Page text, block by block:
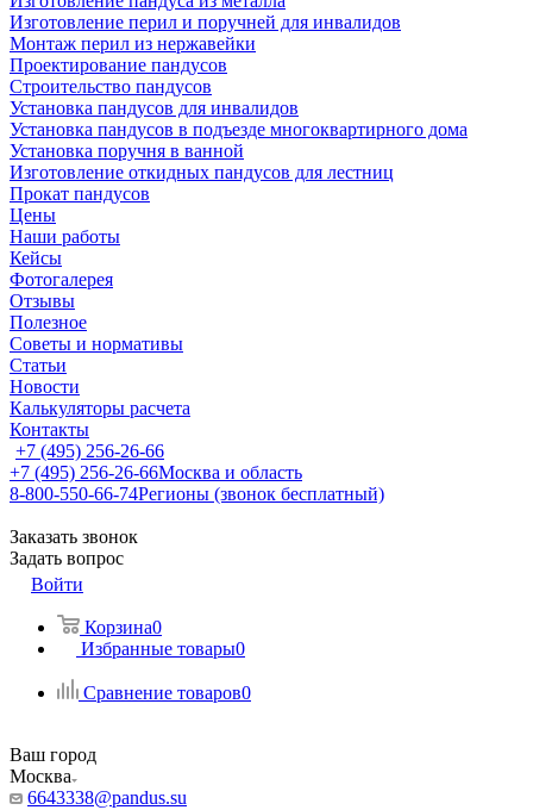
Изготовление перил и поручней для инвалидов
Монтаж перил из нержавейки
Проектирование пандусов
Строительство пандусов
Установка пандусов для инвалидов
Установка пандусов в подъезде многоквартирного дома
Установка поручня в ванной
Изготовление откидных пандусов для лестниц
Прокат пандусов
Цены
Наши работы
Кейсы
Фотогалерея
Отзывы
Полезное
Советы и нормативы
Статьи
Новости
Калькуляторы расчета
Контакты
+7 (495) 256-26-66
+7 (495) 256-26-66Москва и область
8-800-550-66-74Регионы (звонок бесплатный)
Заказать звонок
Задать вопрос
Войти
Корзина0
Избранные товары0
Сравнение товаров0
Ваш город
Москва
6643338@pandus.su